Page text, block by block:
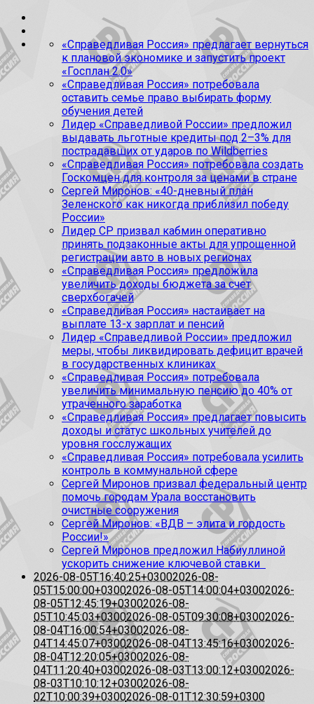
«Справедливая Россия» предлагает вернуться
к плановой экономике и запустить проект
«Госплан 2.0»
«Справедливая Россия» потребовала
оставить семье право выбирать форму
обучения детей
Лидер «Справедливой России» предложил
выдавать льготные кредиты под 2–3% для
пострадавших от ударов по Wildberries
«Справедливая Россия» потребовала создать
Госкомцен для контроля за ценами в стране
Сергей Миронов: «40-дневный план
Зеленского как никогда приблизил победу
России»
Лидер СР призвал кабмин оперативно
принять подзаконные акты для упрощенной
регистрации авто в новых регионах
«Справедливая Россия» предложила
увеличить доходы бюджета за счет
сверхбогачей
«Справедливая Россия» настаивает на
выплате 13-х зарплат и пенсий
Лидер «Справедливой России» предложил
меры, чтобы ликвидировать дефицит врачей
в государственных клиниках
«Справедливая Россия» потребовала
увеличить минимальную пенсию до 40% от
утраченного заработка
«Справедливая Россия» предлагает повысить
доходы и статус школьных учителей до
уровня госслужащих
«Справедливая Россия» потребовала усилить
контроль в коммунальной сфере
Сергей Миронов призвал федеральный центр
помочь городам Урала восстановить
очистные сооружения
Сергей Миронов: «ВДВ – элита и гордость
России!»
Сергей Миронов предложил Набиуллиной
ускорить снижение ключевой ставки
2026-08-05T16:40:25+03002026-08-
05T15:00:00+03002026-08-05T14:00:04+03002026-
08-05T12:45:19+03002026-08-
05T10:45:03+03002026-08-05T09:30:08+03002026-
08-04T16:00:54+03002026-08-
04T14:45:07+03002026-08-04T13:45:16+03002026-
08-04T12:20:05+03002026-08-
04T11:20:40+03002026-08-03T13:00:12+03002026-
08-03T10:10:12+03002026-08-
02T10:00:39+03002026-08-01T12:30:59+0300